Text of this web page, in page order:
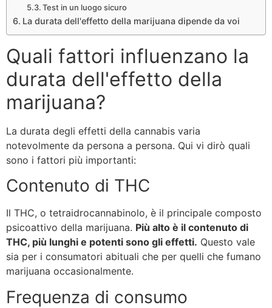
Test in un luogo sicuro
La durata dell'effetto della marijuana dipende da voi
Quali fattori influenzano la
durata dell'effetto della
marijuana?
La durata degli effetti della cannabis varia
notevolmente da persona a persona. Qui vi dirò quali
sono i fattori più importanti:
Contenuto di THC
Il THC, o tetraidrocannabinolo, è il principale composto
psicoattivo della marijuana. Più alto è il contenuto di
THC, più lunghi e potenti sono gli effetti. Questo vale
sia per i consumatori abituali che per quelli che fumano
marijuana occasionalmente.
Frequenza di consumo